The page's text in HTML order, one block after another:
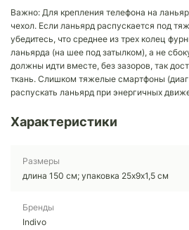
Важно: Для крепления телефона на
чехол. Если ланьярд распускается под
убедитесь, что среднее из трех колец
ланьярда (на шее под затылком), а не
должны идти вместе, без зазоров, так
ткань. Слишком тяжелые смартфоны
распускать ланьярд при энергичных
Характеристики
Размеры
длина 150 см; упаковка 25х9х1,5 см
Бренды
Indivo